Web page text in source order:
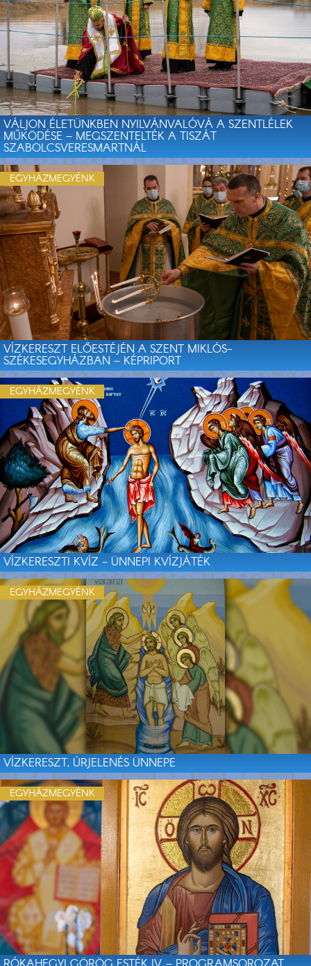
VÁLJON ÉLETÜNKBEN NYILVÁNVALÓVÁ A SZENTLÉLEK
MŰKÖDÉSE – MEGSZENTELTÉK A TISZÁT
SZABOLCSVERESMARTNÁL
VÍZKERESZT ELŐESTÉJÉN A SZENT MIKLÓS-
SZÉKESEGYHÁZBAN – KÉPRIPORT
EGYHÁZMEGYÉNK
VÍZKERESZTI KVÍZ - ÜNNEPI KVÍZJÁTÉK
EGYHÁZMEGYÉNK
VÍZKERESZT, ÚRJELENÉS ÜNNEPE
EGYHÁZMEGYÉNK
EGYHÁZMEGYÉNK